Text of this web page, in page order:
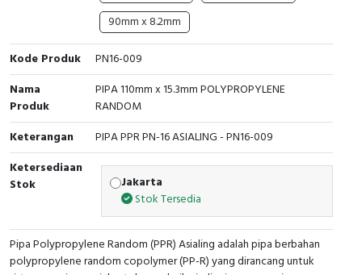
Radio Frequency
Contact Block
90mm x 8.2mm
Kode Produk
PN16-009
Nama
Produk
PIPA 110mm x 15.3mm POLYPROPYLENE
RANDOM
Keterangan
PIPA PPR PN-16 ASIALING - PN16-009
Ketersediaan
Stok
Jakarta
Stok Tersedia
Pipa Polypropylene Random (PPR) Asialing adalah pipa berbahan
polypropylene random copolymer (PP-R) yang dirancang untuk